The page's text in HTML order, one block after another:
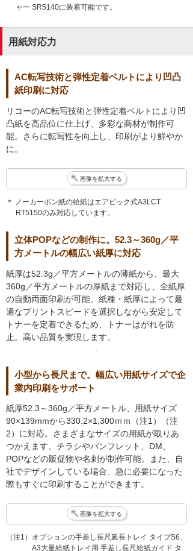
ャー SR5140に装着可能です。
用紙対応力
AC転写技術と弾性定着ベルトにより凹凸
紙印刷に対応
リコーのAC転写技術と弾性定着ベルトにより凹
凸紙を高品位に仕上げ、多彩な商材が制作可
能。さらに転写性を向上し、印刷がより鮮やか
に。
画像を拡大する
＊ ノーカーボン紙の給紙はエアピック式A3LCT
RT5150のみ対応しています。
立体POPなどの制作に。52.3～360g／平
方メートルの幅広い紙厚に対応
紙厚は52.3g／平方メートルの薄紙から、最大
360g／平方メートルの厚紙まで対応し、全紙厚
の自動両面印刷が可能。紙種・紙厚によって最
適なプリントスピードを選択しながら安定して
トナーを定着できるため、トナーはがれを防
止。高い品質を実現します。
小型から長尺まで。幅広い用紙サイズで企
業内印刷をサポート
紙厚52.3～360g／平方メートル、用紙サイズ
90×139mmから330.2×1,300ｍｍ（注1）（注
2）に対応。さまざまなサイズの用紙が取りあ
つかえます。チラシやパンフレット、DM、
POPなどの販促物や名刺が制作可能。また、自
社でデザインしている場合、急に必要になった
際もすぐに印刷することができます。
画像を拡大する
（注1）オプションの手差し長尺延長トレイ タイプS6、
A3大量給紙トレイ用 手差し長尺給紙ガイド タ